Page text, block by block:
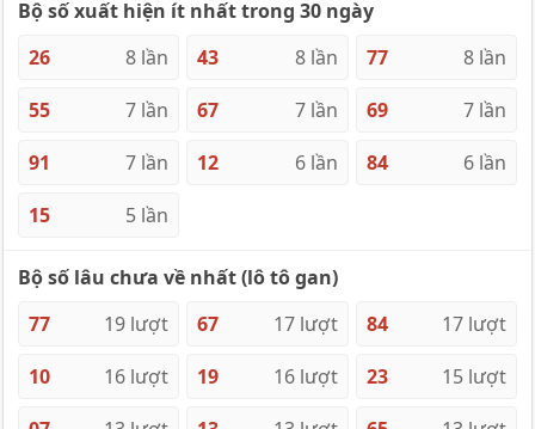
Bộ số xuất hiện ít nhất trong 30 ngày
26
8 lần 43 8 lần 77
8 lần
55
7 lần 67 7 lần 69
7 lần
91
7 lần 12 6 lần 84
6 lần
15
5 lần
Bộ số lâu chưa về nhất (lô tô gan)
77
19 lượt 67 17 lượt 84
17 lượt
10
16 lượt 19 16 lượt 23
15 lượt